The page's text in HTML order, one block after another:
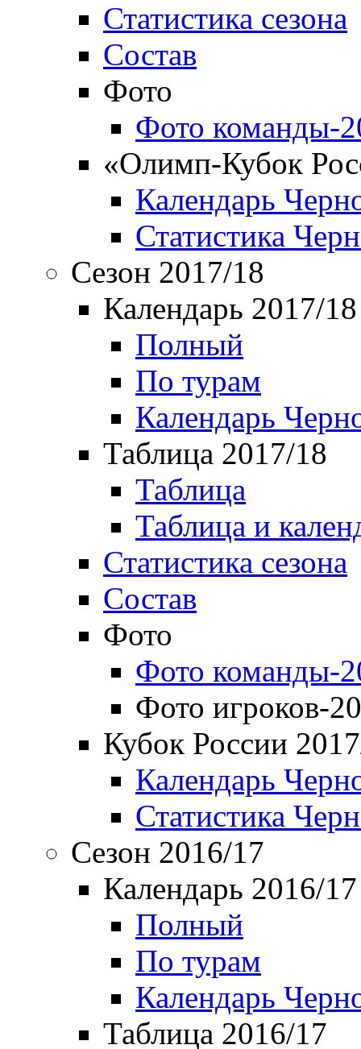
Статистика сезона
Состав
Фото
Фото команды-
«Олимп-Кубок
Календарь
Статистика
Сезон 2017/18
Календарь 2017/18
Полный
По турам
Календарь
Таблица 2017/18
Таблица
Таблица и
Статистика сезона
Состав
Фото
Фото команды-
Фото игроков-
Кубок России
Календарь
Статистика
Сезон 2016/17
Календарь 2016/17
Полный
По турам
Календарь
Таблица 2016/17